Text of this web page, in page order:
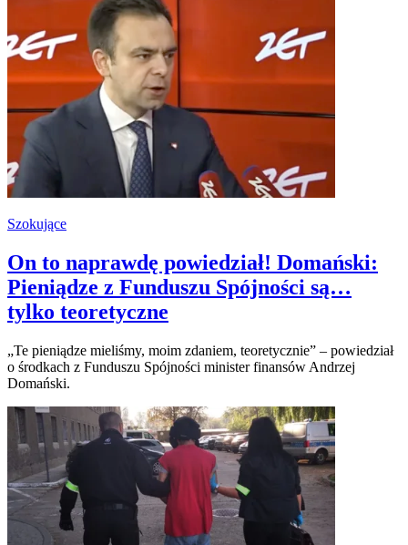
Szokujące
On to naprawdę powiedział! Domański:
Pieniądze z Funduszu Spójności są…
tylko teoretyczne
„Te pieniądze mieliśmy, moim zdaniem, teoretycznie” – powiedział
o środkach z Funduszu Spójności minister finansów Andrzej
Domański.